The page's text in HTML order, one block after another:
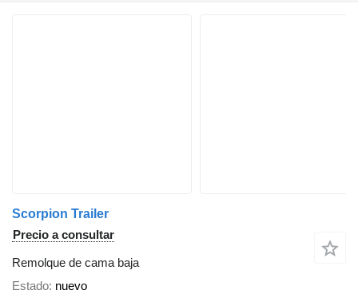
Scorpion Trailer
Precio a consultar
Remolque de cama baja
Estado nuevo